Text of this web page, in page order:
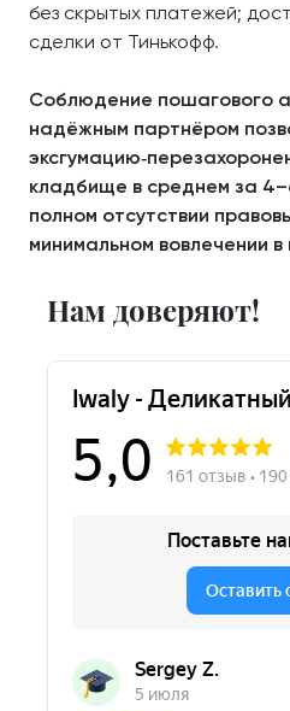
без скрытых платежей;
сделки от Тинькофф.
Соблюдение пошагового
надёжным партнёром
кладбище в среднем за
полном отсутствии
минимальном вовлечении в
Нам доверяют!